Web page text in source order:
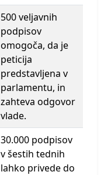
500 veljavnih
podpisov
omogoča, da je
peticija
predstavljena v
parlamentu, in
zahteva odgovor
vlade.
30.000 podpisov
v šestih tednih
lahko privede do